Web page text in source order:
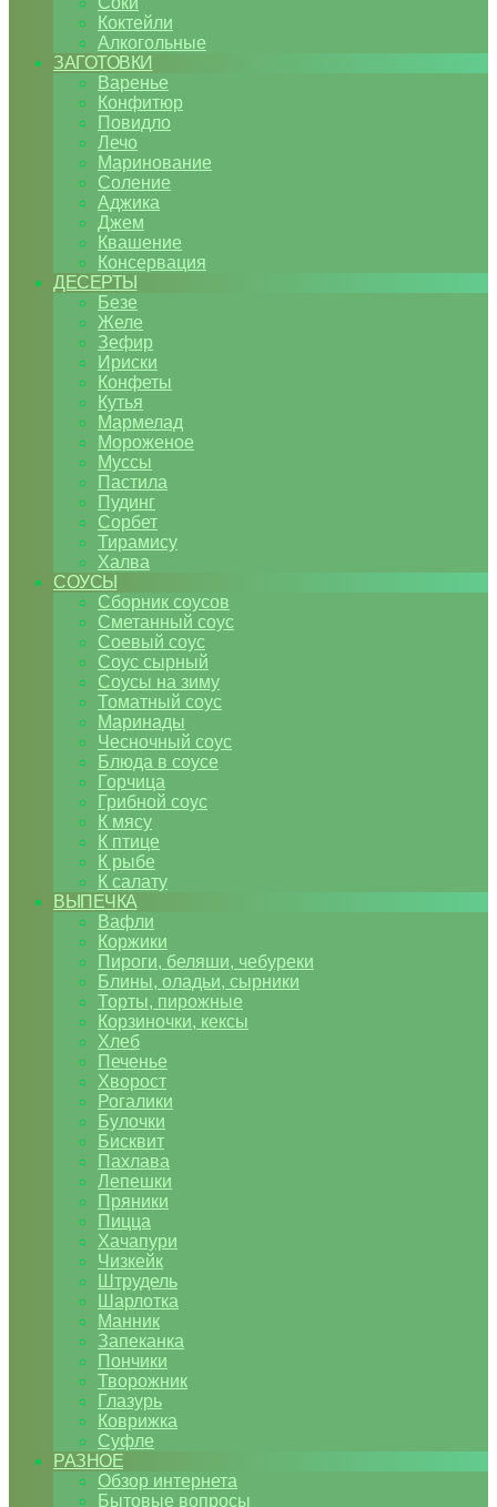
Коктейли
Алкогольные
ЗАГОТОВКИ
Варенье
Конфитюр
Повидло
Лечо
Маринование
Соление
Аджика
Джем
Квашение
Консервация
ДЕСЕРТЫ
Безе
Желе
Зефир
Ириски
Конфеты
Кутья
Мармелад
Мороженое
Муссы
Пастила
Пудинг
Сорбет
Тирамису
Халва
СОУСЫ
Сборник соусов
Сметанный соус
Соевый соус
Соус сырный
Соусы на зиму
Томатный соус
Маринады
Чесночный соус
Блюда в соусе
Горчица
Грибной соус
К мясу
К птице
К рыбе
К салату
ВЫПЕЧКА
Вафли
Коржики
Пироги, беляши, чебуреки
Блины, оладьи, сырники
Торты, пирожные
Корзиночки, кексы
Хлеб
Печенье
Хворост
Рогалики
Булочки
Бисквит
Пахлава
Лепешки
Пряники
Пицца
Хачапури
Чизкейк
Штрудель
Шарлотка
Манник
Запеканка
Пончики
Творожник
Глазурь
Коврижка
Суфле
РАЗНОЕ
Обзор интернета
Бытовые вопросы